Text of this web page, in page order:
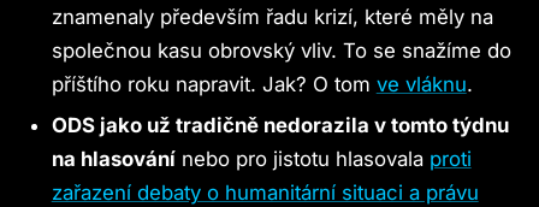
znamenaly především řadu krizí, které měly na
společnou kasu obrovský vliv. To se snažíme do
příštího roku napravit.​​​​​​​ Jak? O tom ve vláknu.
ODS jako už tradičně nedorazila v tomto týdnu
na hlasovánínebo pro jistotu hlasovala proti
zařazení debaty o humanitární situaci a právu